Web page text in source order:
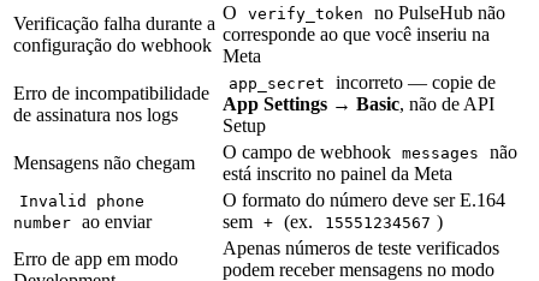
Verificação falha durante a
configuração do webhook
O verify_token
no PulseHub não
corresponde ao que você inseriu na
Meta
Erro de incompatibilidade
de assinatura nos logs
app_secret
incorreto — copie de
App Settings → Basic, não de API
Setup
Mensagens não chegam
O campo de webhook messages
não
está inscrito no painel da Meta
Invalid phone
number ao enviar
O formato do número deve ser E.164
sem
+ (ex. 15551234567 )
Erro de app em modo
Apenas números de teste verificados
podem receber mensagens no modo